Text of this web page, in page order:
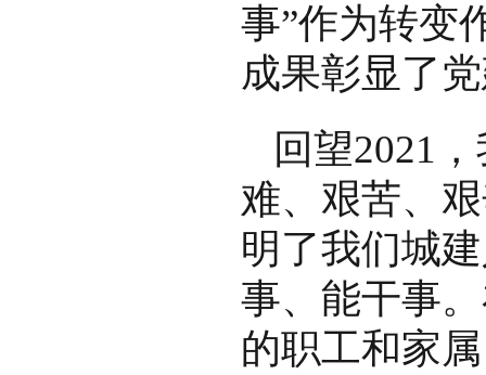
事”作为转变
成果彰显了
回望2021
难、艰苦、
明了我们城
事、能干事
的职工和家